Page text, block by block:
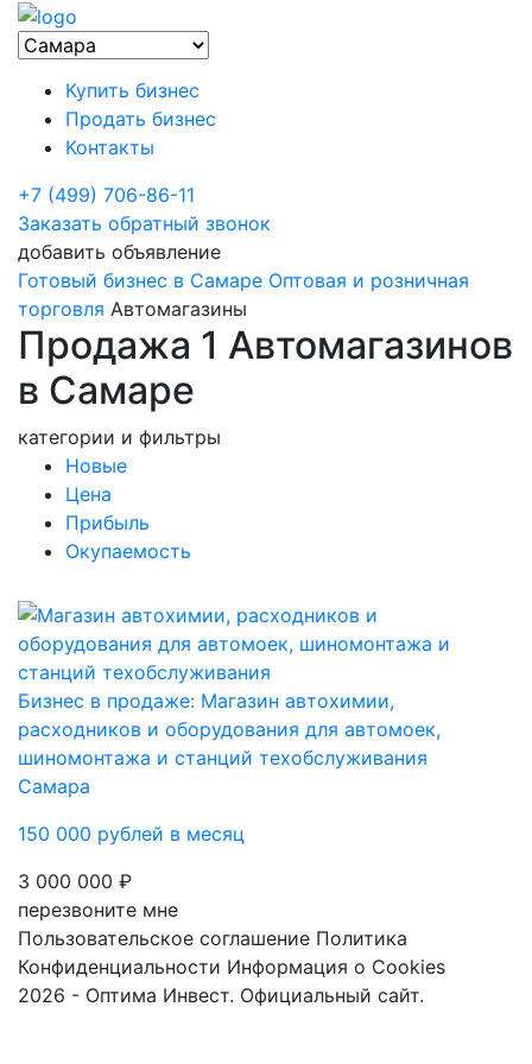
Купить бизнес
Продать бизнес
Контакты
+7 (499) 706-86-11
Заказать обратный звонок
добавить объявление
Готовый бизнес в Самаре Оптовая и розничная
торговля Автомагазины
Продажа 1 Автомагазинов
в Самаре
категории и фильтры
Новые
Цена
Прибыль
Окупаемость
Бизнес в продаже: Магазин автохимии,
расходников и оборудования для автомоек,
шиномонтажа и станций техобслуживания
Самара
150 000 рублей в месяц
3 000 000 ₽
перезвоните мне
Пользовательское соглашение Политика
Конфиденциальности Информация о Cookies
2026 - Оптима Инвест. Официальный сайт.